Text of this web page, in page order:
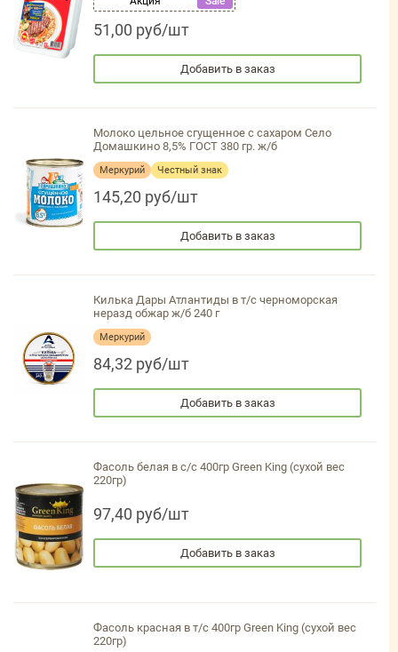
51,00 руб/шт
Добавить в заказ
Молоко цельное сгущенное с сахаром Село
Домашкино 8,5% ГОСТ 380 гр. ж/б
Меркурий Честный знак
145,20 руб/шт
Добавить в заказ
Килька Дары Атлантиды в т/с черноморская
неразд обжар ж/б 240 г
Меркурий
84,32 руб/шт
Добавить в заказ
Фасоль белая в с/с 400гр Green King (сухой вес
220гр)
97,40 руб/шт
Добавить в заказ
Фасоль красная в т/с 400гр Green King (сухой вес
220гр)